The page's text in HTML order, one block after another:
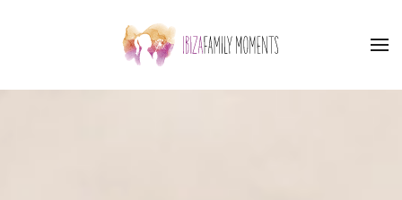
Accéder au contenu principal